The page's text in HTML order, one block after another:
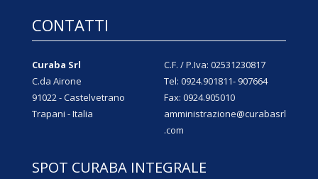
CONTATTI
Curaba Srl
C.F. / P.Iva: 02531230817
C.da Airone
Tel: 0924.901811- 907664
91022 - Castelvetrano
Fax: 0924.905010
Trapani - Italia
amministrazione@curabasrl
.com
SPOT CURABA INTEGRALE